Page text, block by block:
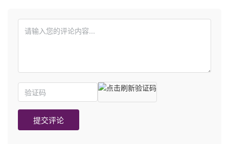
提交评论